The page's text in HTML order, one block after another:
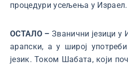
процедури усељења у Израел.
ОСТАЛО – Званични језици у
арапски, а у широј
језик. Током Шабата, који